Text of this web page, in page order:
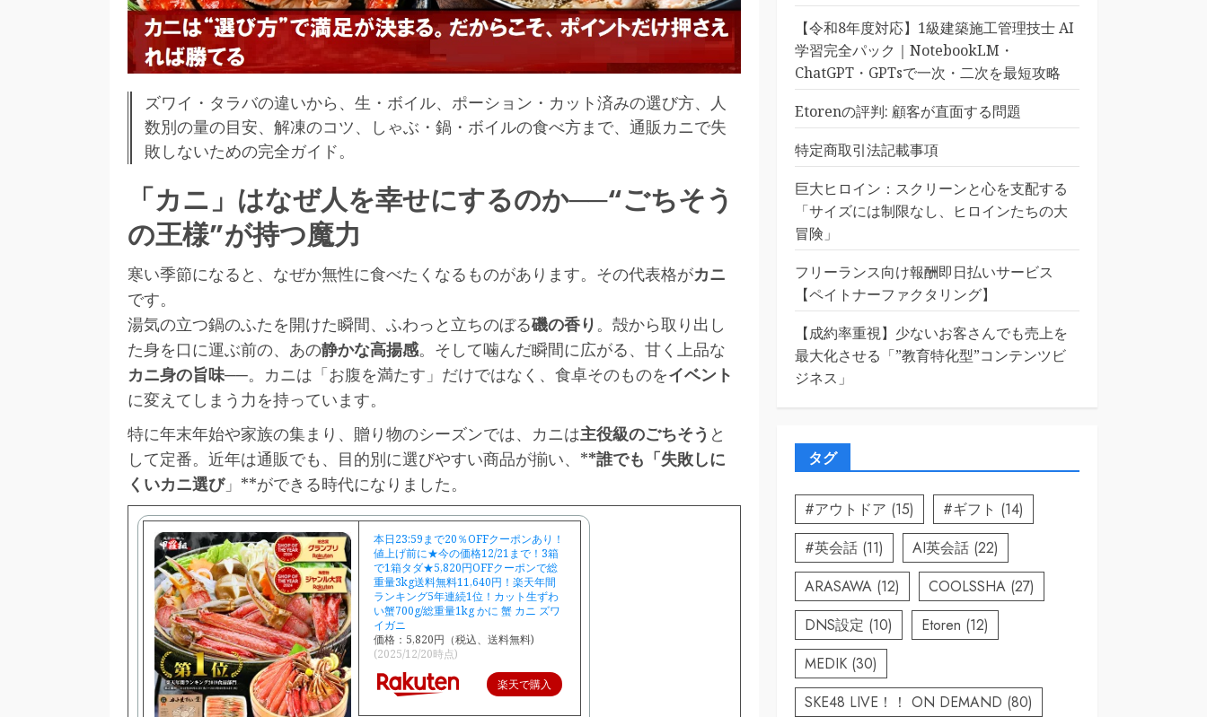
ズワイ・タラバの違いから、生・ボイル、ポーション・カット済みの選び方、人
数別の量の目安、解凍のコツ、しゃぶ・鍋・ボイルの食べ方まで、通販カニで失
敗しないための完全ガイド。
「カニ」はなぜ人を幸せにするのか──“ごちそう
の王様”が持つ魔力
寒い季節になると、なぜか無性に食べたくなるものがあります。その代表格がカニ
です。
湯気の立つ鍋のふたを開けた瞬間、ふわっと立ちのぼる磯の香り。殻から取り出し
た身を口に運ぶ前の、あの静かな高揚感。そして噛んだ瞬間に広がる、甘く上品な
カニ身の旨味──。カニは「お腹を満たす」だけではなく、食卓そのものをイベント
に変えてしまう力を持っています。
特に年末年始や家族の集まり、贈り物のシーズンでは、カニは主役級のごちそう と
して定番。近年は通販でも、目的別に選びやすい商品が揃い、**誰でも「失敗しに
くいカニ選び」**ができる時代になりました。
本日23:59まで20％OFFクーポンあり！
値上げ前に★今の価格12/21まで！3箱
で1箱タダ★5,820円OFFクーポンで総
重量3kg送料無料11,640円！楽天年間
ランキング5年連続1位！カット生ずわ
い蟹700g/総重量1kg かに 蟹 カニ ズワ
イガニ
価格：5,820円（税込、送料無料)
(2025/12/20時点)
楽天で購入
【令和8年度対応】1級建築施工管理技士 AI
学習完全パック｜NotebookLM・
ChatGPT・GPTsで一次・二次を最短攻略
Etorenの評判: 顧客が直面する問題
特定商取引法記載事項
巨大ヒロイン：スクリーンと心を支配する
「サイズには制限なし、ヒロインたちの大
冒険」
フリーランス向け報酬即日払いサービス
【ペイトナーファクタリング】
【成約率重視】少ないお客さんでも売上を
最大化させる「”教育特化型”コンテンツビ
ジネス」
タグ
#アウトドア (15) #ギフト (14)
#英会話 (11) AI英会話 (22)
ARASAWA (12) COOLSSHA (27)
DNS設定 (10) Etoren (12)
MEDIK (30)
SKE48 LIVE！！ ON DEMAND (80)